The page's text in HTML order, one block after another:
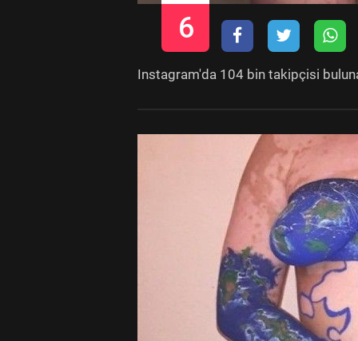
6
Instagram'da 104 bin takipçisi